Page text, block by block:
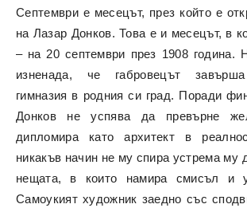
Септември е месецът, през който е
на Лазар Донков. Това е и месецът, в
– на 20 септември през 1908
изненада, че габровецът завърша
гимназия в родния си град. Поради
Донков не успява да превърне
дипломира като архитект в
никакъв начин не му спира устрема му
нещата, в които намира смисъл и
Самоукият художник заедно със